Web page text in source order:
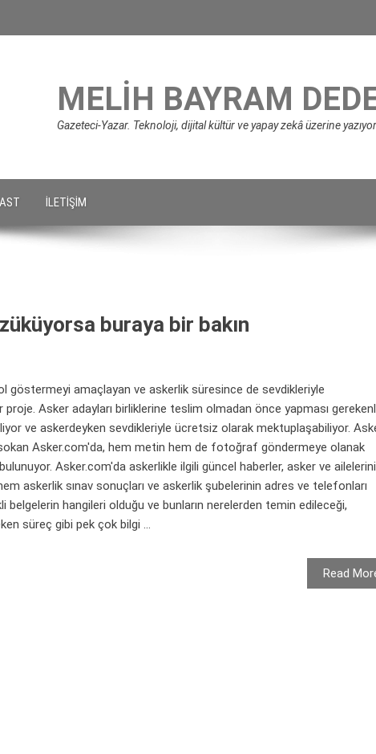
MELIH BAYRAM
Gazeteci-Yazar. Teknoloji, dijital kültür ve yapay zekâ üzerine yazıyor.
İLETIŞIM
buraya bir bakın
göstermeyi amaçlayan ve askerlik süresince de sevdikleriyle
proje. Asker adayları birliklerine teslim olmadan önce yapması
ve askerdeyken sevdikleriyle ücretsiz olarak mektuplaşabiliyor.
Asker.com'da, hem metin hem de fotoğraf göndermeye olanak
Asker.com'da askerlikle ilgili güncel haberler, asker ve
askerlik sınav sonuçları ve askerlik şubelerinin adres ve telefonları
belgelerin hangileri olduğu ve bunların nerelerden temin edileceği,
süreç gibi pek çok bilgi ...
Read